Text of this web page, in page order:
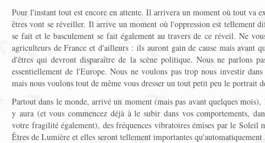
Pour l'instant tout est encore en attente. Il arrivera un moment où tout va
êtres vont se réveiller. Il arrive un moment où l'oppression est tellement
se fait et le basculement se fait également au travers de ce réveil. Ne
agriculteurs de France et d'ailleurs : ils auront gain de cause mais avant
d'êtres qui devront disparaître de la scène politique. Nous ne parlons
essentiellement de l'Europe. Nous ne voulons pas trop nous investir
mais nous voulons tout de même vous dresser un tout petit peu le portrait
Partout dans le monde, arrivé un moment (mais pas avant quelques
y aura (et vous commencez déjà à le subir dans vos comportements,
votre fragilité également), des fréquences vibratoires émises par le Soleil
Êtres de Lumière et elles seront tellement importantes qu'automatiquement